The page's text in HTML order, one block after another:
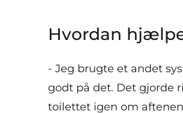
Hvordan
- Jeg brugte et andet
godt på det. Det gjorde
toilettet igen om